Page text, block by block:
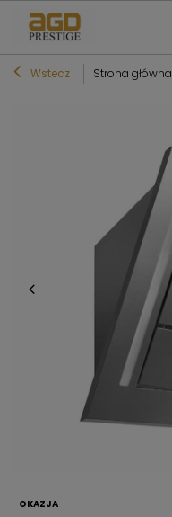
Wstecz Strona główna
OKAZJA